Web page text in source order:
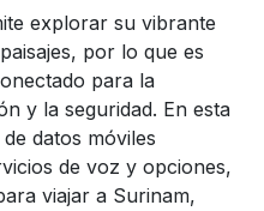
explorar su vibrante
por lo que es
para la
y la seguridad. En esta
datos móviles
de voz y opciones,
viajar a Surinam,